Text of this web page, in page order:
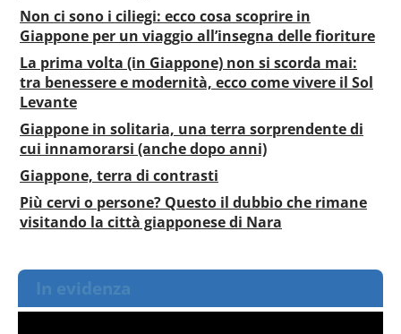
Non ci sono i ciliegi: ecco cosa scoprire in
Giappone per un viaggio all’insegna delle fioriture
La prima volta (in Giappone) non si scorda mai:
tra benessere e modernità, ecco come vivere il Sol
Levante
Giappone in solitaria, una terra sorprendente di
cui innamorarsi (anche dopo anni)
Giappone, terra di contrasti
Più cervi o persone? Questo il dubbio che rimane
visitando la città giapponese di Nara
In evidenza